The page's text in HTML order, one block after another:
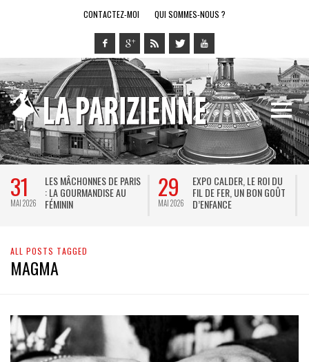
CONTACTEZ-MOI QUI SOMMES-NOUS ?
31
MAI 2026
LES MÂCHONNES DE PARIS
: LA GOURMANDISE AU
FÉMININ
29
MAI 2026
EXPO CALDER, LE ROI DU
FIL DE FER, UN BON GOÛT
D’ENFANCE
ALL POSTS TAGGED
MAGMA